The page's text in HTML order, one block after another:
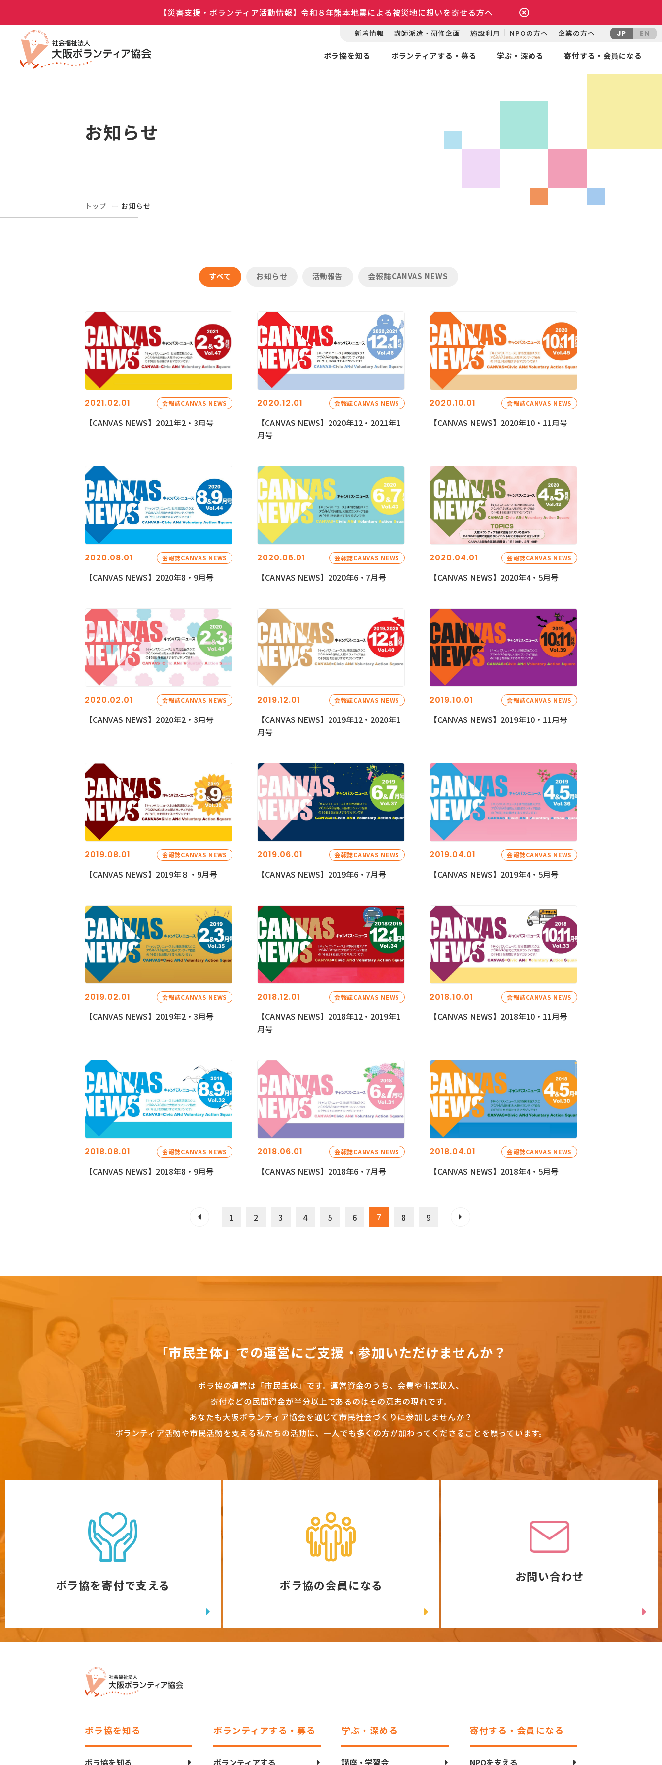
【災害支援・ボランティア活動情報】令和８年熊本地震による被災地に想いを寄せる方へ
新着情報 講師派遣・研修企画 施設利用 NPOの方へ 企業の方へ JP EN
ボラ協を知る ボランティアする・募る 学ぶ・深める 寄付する・会員になる
お知らせ
トップ お知らせ
すべて お知らせ 活動報告 会報誌CANVAS NEWS
2021.02.01 会報誌CANVAS NEWS
【CANVAS NEWS】2021年2・3月号
2020.12.01 会報誌CANVAS NEWS
【CANVAS NEWS】2020年12・2021年1
月号
2020.10.01 会報誌CANVAS NEWS
【CANVAS NEWS】2020年10・11月号
2020.08.01 会報誌CANVAS NEWS
【CANVAS NEWS】2020年8・9月号
2020.06.01 会報誌CANVAS NEWS
【CANVAS NEWS】2020年6・7月号
2020.04.01 会報誌CANVAS NEWS
【CANVAS NEWS】2020年4・5月号
2020.02.01 会報誌CANVAS NEWS
【CANVAS NEWS】2020年2・3月号
2019.12.01 会報誌CANVAS NEWS
【CANVAS NEWS】2019年12・2020年1
月号
2019.10.01 会報誌CANVAS NEWS
【CANVAS NEWS】2019年10・11月号
2019.08.01 会報誌CANVAS NEWS
【CANVAS NEWS】2019年８・9月号
2019.06.01 会報誌CANVAS NEWS
【CANVAS NEWS】2019年6・7月号
2019.04.01 会報誌CANVAS NEWS
【CANVAS NEWS】2019年4・5月号
2019.02.01 会報誌CANVAS NEWS
【CANVAS NEWS】2019年2・3月号
2018.12.01 会報誌CANVAS NEWS
【CANVAS NEWS】2018年12・2019年1
月号
2018.10.01 会報誌CANVAS NEWS
【CANVAS NEWS】2018年10・11月号
2018.08.01 会報誌CANVAS NEWS
【CANVAS NEWS】2018年8・9月号
2018.06.01 会報誌CANVAS NEWS
【CANVAS NEWS】2018年6・7月号
2018.04.01 会報誌CANVAS NEWS
【CANVAS NEWS】2018年4・5月号
1 2 3 4 5 6 7 8 9
「市民主体」での運営にご支援・参加いただけませんか？
ボラ協の運営は「市民主体」です。 運営資金のうち、会費や事業収入、
寄付などの民間資金が半分以上であるのはその意志の現れです。
あなたも大阪ボランティア協会を通じて市民社会づくりに参加しませんか？
ボランティア活動や市民活動を支える私たちの活動に、一人でも多くの方が加わってくださることを願っています。
ボラ協を寄付で支える ボラ協の会員になる
お問い合わせ
ボラ協を知る
ボラ協を知る
ボランティアする・募る
ボランティアする
学ぶ・深める
講座・学習会
寄付する・会員になる
NPOを支える